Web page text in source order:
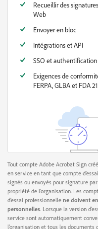
Recueillir des
Web
Envoyer en bloc
Intégrations et API
SSO et
Exigences de
FERPA, GLBA et FDA
Tout compte Adobe Acrobat Sign
en service en tant que compte
signés ou envoyés pour signature
propriété de l’organisation. Les
d’essai professionnelle ne doivent
personnelles . Lorsque la version
service sont automatiquement
l’organisation et tous les documents